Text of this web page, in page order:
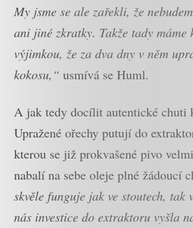
My jsme se ale zařekli, že
ani jiné zkratky. Takže tady máme
výjimkou, že za dva dny v něm
kokosu,“ usmívá se Huml.
A jak tedy docílit autentické chuti
Upražené ořechy putují do
kterou se již prokvašené pivo
nabalí na sebe oleje plné žádoucí
skvěle funguje jak ve stoutech, tak
nás investice do extraktoru vyšla